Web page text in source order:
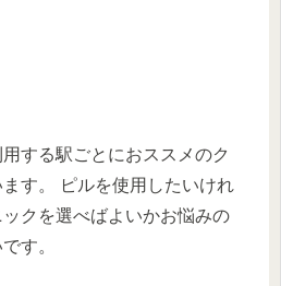
する駅ごとにおススメのク
す。 ピルを使用したいけれ
クを選べばよいかお悩みの
す。